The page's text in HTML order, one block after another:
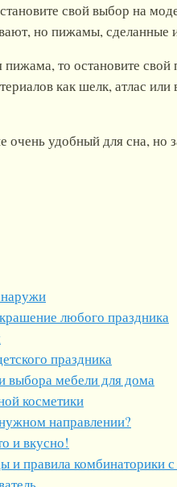
свой выбор на
но пижамы, сделанные
то остановите
как шелк, атлас
удобный для сна, но
любого праздника
праздника
выбора мебели для дома
косметики
направлении?
и вкусно!
и правила комбинаторики